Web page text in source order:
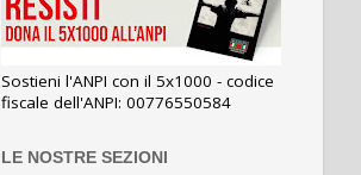
Sostieni l'ANPI con il 5x1000 - codice
fiscale dell'ANPI: 00776550584
LE NOSTRE SEZIONI